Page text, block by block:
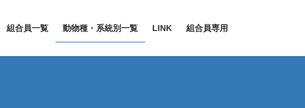
組合員一覧 動物種・系統別一覧 LINK 組合員専用